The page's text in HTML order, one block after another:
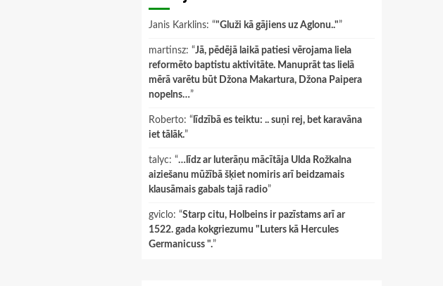
Janis Karklins: “"Gluži kā gājiens uz Aglonu.."”
martinsz: “Jā, pēdējā laikā patiesi vērojama liela
reformēto baptistu aktivitāte. Manuprāt tas lielā
mērā varētu būt Džona Makartura, Džona Paipera
nopelns…”
Roberto: “ līdzībā es teiktu: .. suņi rej, bet karavāna
iet tālāk.”
talyc: “…līdz ar luterāņu mācītāja Ulda Rožkalna
aiziešanu mūžībā šķiet nomiris arī beidzamais
klausāmais gabals tajā radio”
gviclo: “Starp citu, Holbeins ir pazīstams arī ar
1522. gada kokgriezumu "Luters kā Hercules
Germanicuss ".”